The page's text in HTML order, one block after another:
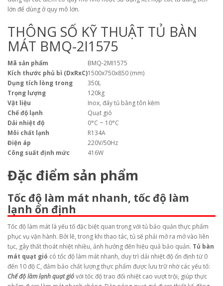
lớn để dùng ở quy mô lớn.
THÔNG SỐ KỸ THUẬT TỦ BÀN
MÁT BMQ-2I1575
Mã sản phẩm
BMQ-2MI1575
Kích thước phủ bì (DxRxC)1500x750x850 (mm)
Dụng tích lòng trong
350L
Trọng lượng
120kg
Vật liệu
Inox, đáy tủ bằng tôn kẽm
Chế độ lạnh
Quạt gió
Dải nhiệt độ
0°C ~ 10°C
Môi chất lạnh
R134A
Điện áp
220V/50Hz
Công suất định mức
416W
Đặc điểm sản phẩm
Tốc độ làm mát nhanh, tốc độ làm
lạnh ổn định
Tốc độ làm mát là yếu tố đặc biệt quan trọng với tủ bảo quản thực phẩm
phục vụ vận hành. Bởi lẽ, trong khi thao tác, tủ sẽ phải mở ra mở vào liên
tục, gây thất thoát nhiệt nhiều, ảnh hưởng đến hiệu quả bảo quản. Tủ bàn
mát quạt gió có tốc độ làm mát nhanh, duy trì dải nhiệt độ ổn định từ 0
đến 10 độ C, đảm bảo chất lượng thực phẩm được lưu trữ nhờ các yếu tố:
Chế độ làm lạnh quạt gióvới tốc độ trao đổi nhiệt cao vượt trội, giúp thực